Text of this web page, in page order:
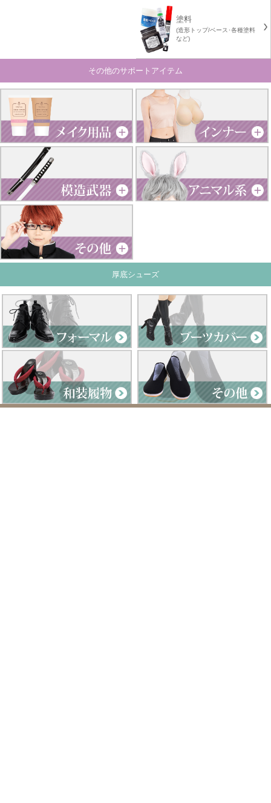
塗料
(造形トップ/ベース･各種塗料
など)
その他のサポートアイテム
厚底シューズ